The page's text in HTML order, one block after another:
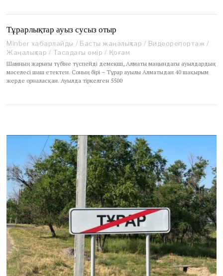
Тұрарлықтар ауыз сусыз отыр
Minber хабарлайды / Басты жаңалықтар / Видеорепортаж /
Жаңалықтар / Тасадағы өмір / Қоғам
Шамның жарығы түбіне түспейді демекші, Алматы маңындағы ауылдардың
мәселесі шаш етектен. Соның бірі – Тұрар ауылы Алматыдан 40 шақырым
жерде орналасқан. Ауылда тіркелген 5500